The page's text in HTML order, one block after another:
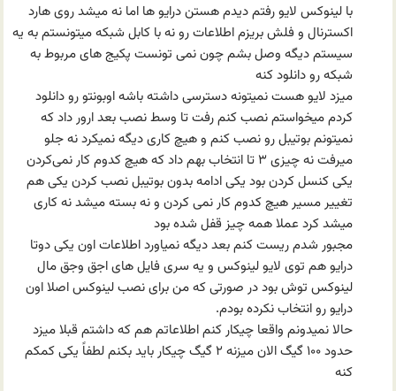
با لینوکس لایو رفتم دیدم هستن درایو ها اما نه میشد روی هارد
اکسترنال و فلش بریزم اطلاعات رو نه با کابل شبکه میتونستم به یه
سیستم دیگه وصل بشم چون نمی تونست پکیج های مربوط به
شبکه رو دانلود کنه
میزد لایو هست نمیتونه دسترسی داشته باشه اوبونتو رو دانلود
کردم میخواستم نصب کنم رفت تا وسط نصب بعد ارور داد که
نمیتونم بوتیبل رو نصب کنم و هیچ کاری دیگه نمیکرد نه جلو
میرفت نه چیزی ۳ تا انتخاب بهم داد که هیچ کدوم کار نمی‌کردن
یکی کنسل کردن بود یکی ادامه بدون بوتیبل نصب کردن یکی هم
تغییر مسیر هیچ کدوم کار نمی کردن و نه بسته میشد نه کاری
میشد کرد عملا همه چیز قفل شده بود
مجبور شدم ریست کنم بعد دیگه نمیاورد اطلاعات اون یکی دوتا
درایو هم توی لایو لینوکس و یه سری فایل های اجق وجق مال
لینوکس توش بود در صورتی که من برای نصب لینوکس اصلا اون
درایو رو انتخاب نکرده بودم.
حالا نمیدونم واقعا چیکار کنم اطلاعاتم هم که داشتم قبلا میزد
حدود ۱۰۰ گیگ الان میزنه ۲ گیگ چیکار باید بکنم لطفاً یکی کمکم
کنه